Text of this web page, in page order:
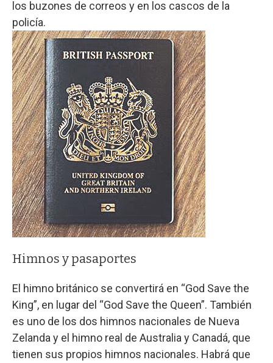
los buzones de correos y en los cascos de la
policía.
Himnos y pasaportes
El himno británico se convertirá en “God Save the
King”, en lugar del “God Save the Queen”. También
es uno de los dos himnos nacionales de Nueva
Zelanda y el himno real de Australia y Canadá, que
tienen sus propios himnos nacionales. Habrá que